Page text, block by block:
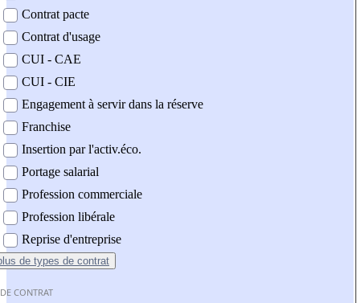
Contrat pacte
Contrat d'usage
CUI - CAE
CUI - CIE
Engagement à servir dans la réserve
Franchise
Insertion par l'activ.éco.
Portage salarial
Profession commerciale
Profession libérale
Reprise d'entreprise
de types de contrat
CONTRAT